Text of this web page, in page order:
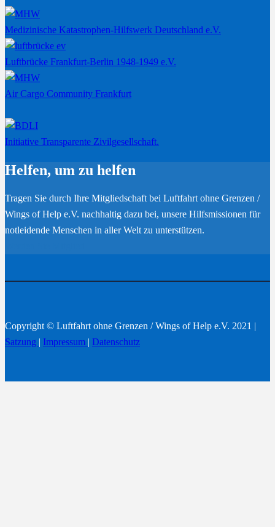
Medizinische Katastrophen-Hilfswerk Deutschland e.V.
Luftbrücke Frankfurt-Berlin 1948-1949 e.V.
Air Cargo Community Frankfurt
Initiative Transparente Zivilgesellschaft.
Helfen, um zu helfen
Tragen Sie durch Ihre Mitgliedschaft bei Luftfahrt ohne Grenzen /
Wings of Help e.V. nachhaltig dazu bei, unsere Hilfsmissionen für
notleidende Menschen in aller Welt zu unterstützen.
Copyright © Luftfahrt ohne Grenzen / Wings of Help e.V. 2021 |
Satzung | Impressum | Datenschutz